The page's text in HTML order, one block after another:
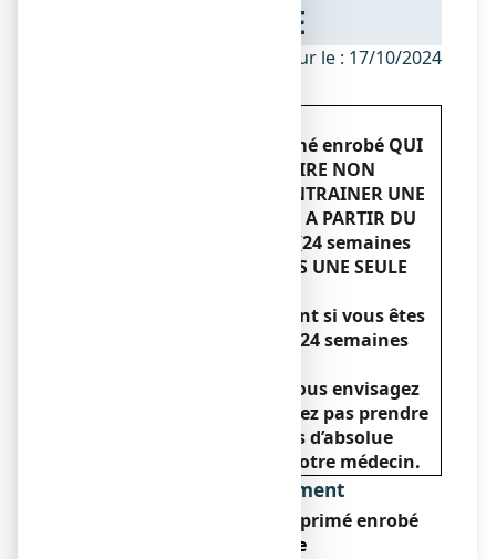
NOTICE
ANSM - Mis à jour le : 17/10/2024
NUROFEN 200 mg, comprimé enrobé QUI
EST UN ANTI-INFLAMMATOIRE NON
STEROIDIEN (AINS) PEUT ENTRAINER UNE
MORT FŒTALE S’IL EST PRIS A PARTIR DU
6EME MOIS DE GROSSESSE (24 semaines
d’aménorrhée) MEME APRES UNE SEULE
N’utilisez pas ce médicament si vous êtes
enceinte de 6 mois et plus (24 semaines
Avant le 6ème mois ou si vous envisagez
une grossesse, vous ne devez pas prendre
ce médicament, sauf en cas d’absolue
nécessité déterminée par votre médecin.
Dénomination du médicament
NUROFEN 200 mg, comprimé enrobé
Ibuprofène